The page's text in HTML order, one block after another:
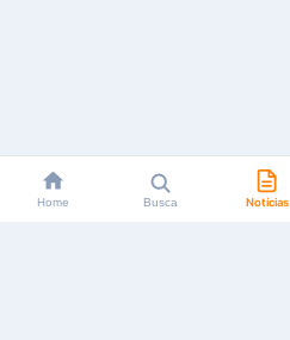
Home Busca Notícias